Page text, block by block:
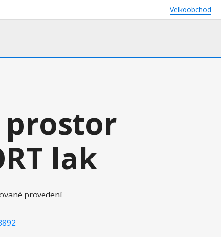
Velkoobchod
prostor
lak
provedení